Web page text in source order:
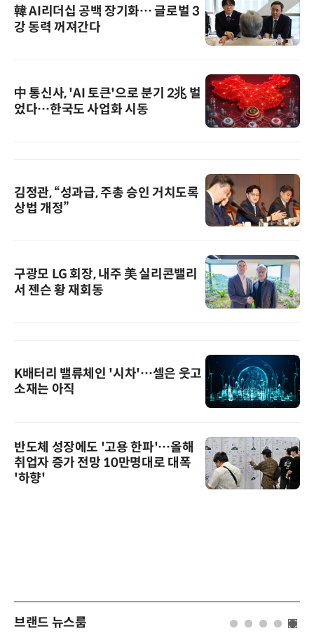
韓 AI리더십 공백 장기화… 글로벌 3
강 동력 꺼져간다
中 통신사, 'AI 토큰'으로 분기 2兆 벌
었다…한국도 사업화 시동
김정관, “성과급, 주총 승인 거치도록
상법 개정”
구광모 LG 회장, 내주 美 실리콘밸리
서 젠슨 황 재회동
K배터리 밸류체인 '시차'…셀은 웃고
소재는 아직
반도체 성장에도 '고용 한파'…올해
취업자 증가 전망 10만명대로 대폭
'하향'
브랜드 뉴스룸